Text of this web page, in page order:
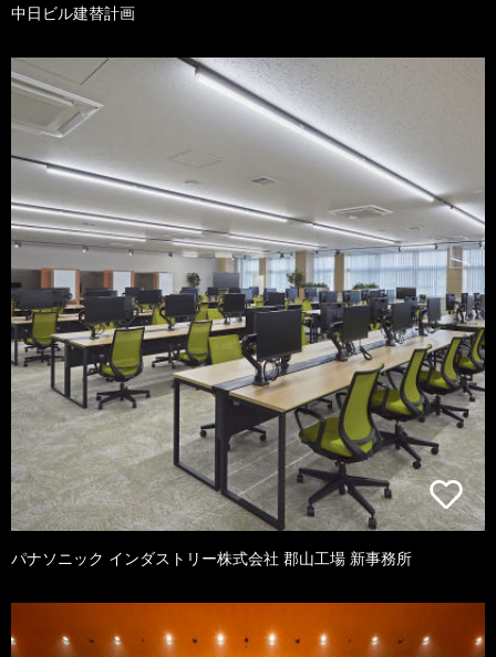
中日ビル建替計画
パナソニック インダストリー株式会社 郡山工場 新事務所